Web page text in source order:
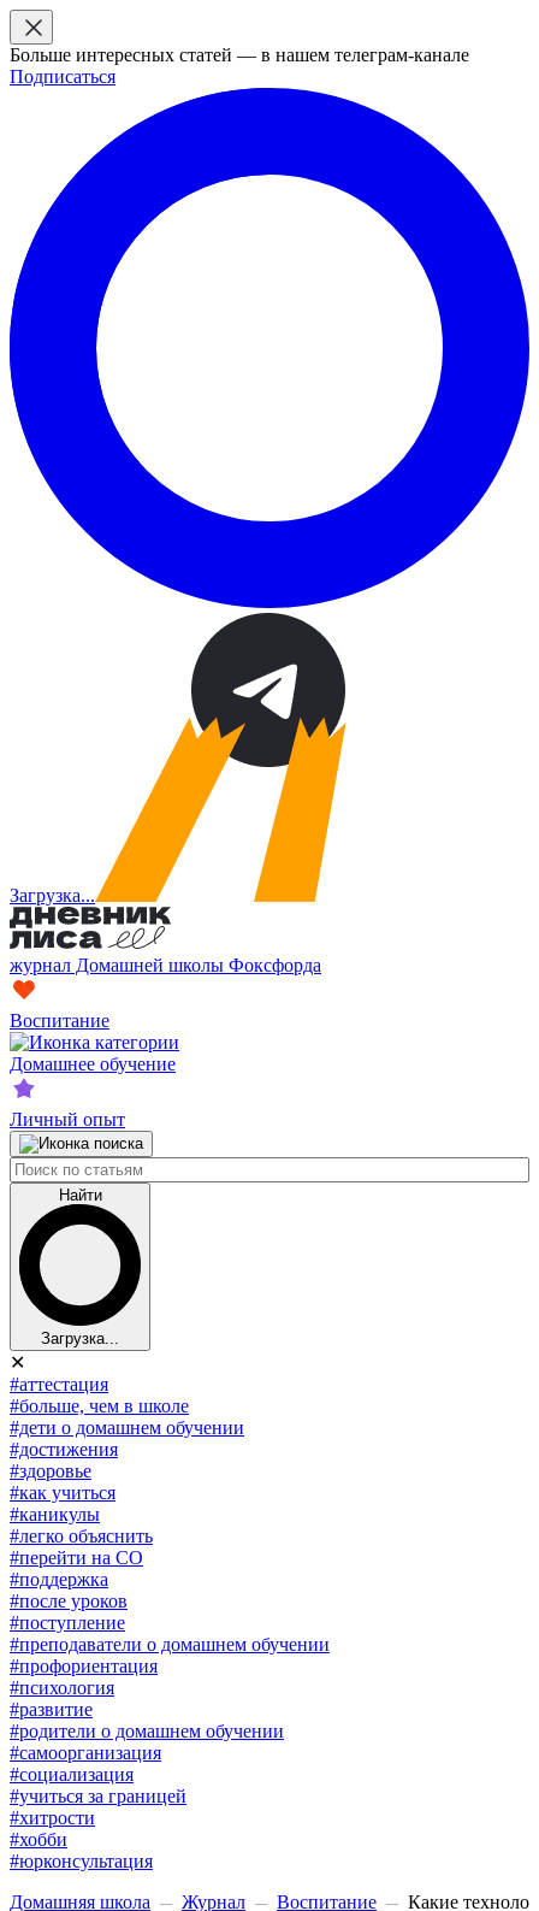
Больше интересных статей — в нашем телеграм-канале
Подписаться
Загрузка...
журнал Домашней школы Фоксфорда
Воспитание
Домашнее обучение
Личный опыт
Найти
Загрузка...
✕
#аттестация
#больше, чем в школе
#дети о домашнем обучении
#достижения
#здоровье
#как учиться
#каникулы
#легко объяснить
#перейти на СО
#поддержка
#после уроков
#поступление
#преподаватели о домашнем обучении
#профориентация
#психология
#развитие
#родители о домашнем обучении
#самоорганизация
#социализация
#учиться за границей
#хитрости
#хобби
#юрконсультация
Домашняя школа
Журнал Воспитание Какие